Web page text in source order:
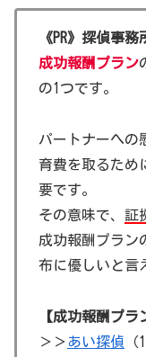
《PR》探偵事
成功報酬プラン
の1つです。
パートナーへの
育費を取るため
要です。
その意味で、 証
成功報酬プラン
布に優しいと言
【成功報酬プラ
＞＞あい探偵